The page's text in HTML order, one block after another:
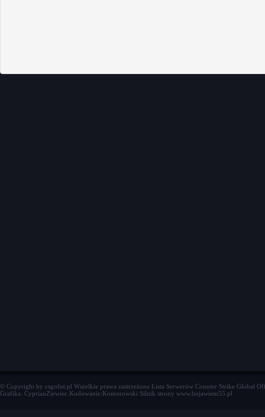
© Copyright by csgolist.pl Wszelkie prawa zastrzeżone Lista Serwerów Counter Strike Global
Grafika: CyprianZiewiec Kodowanie:Komorowski Silnik strony www.bojawiem55.pl